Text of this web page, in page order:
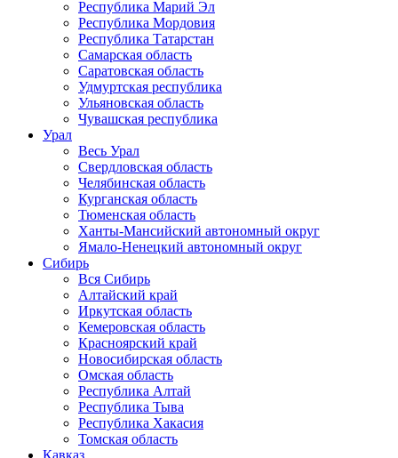
Республика Марий Эл
Республика Мордовия
Республика Татарстан
Самарская область
Саратовская область
Удмуртская республика
Ульяновская область
Чувашская республика
Урал
Весь Урал
Свердловская область
Челябинская область
Курганская область
Тюменская область
Ханты-Мансийский автономный округ
Ямало-Ненецкий автономный округ
Сибирь
Вся Сибирь
Алтайский край
Иркутская область
Кемеровская область
Красноярский край
Новосибирская область
Омская область
Республика Алтай
Республика Тыва
Республика Хакасия
Томская область
Кавказ